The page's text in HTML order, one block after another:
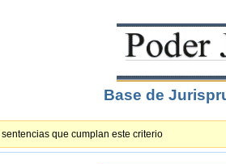
Base de
que cumplan este criterio